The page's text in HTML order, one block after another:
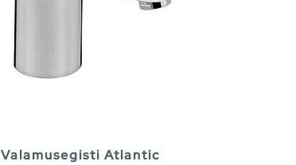
Valamusegisti Atlantic